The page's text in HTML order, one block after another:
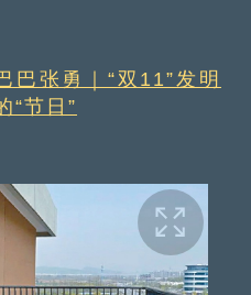
巴张勇｜“双11”发明
“节日”